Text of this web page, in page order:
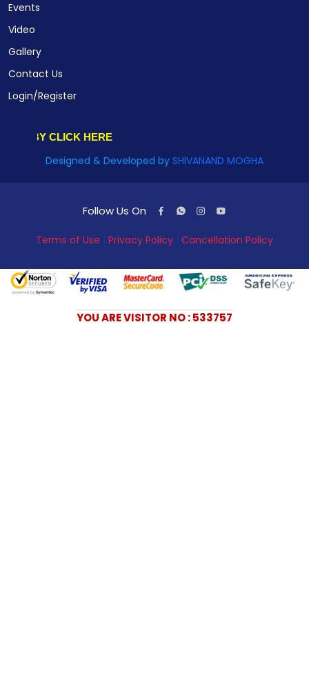
Events
Video
Gallery
Contact Us
Login/Register
Designed & Developed by SHIVANAND MOGHA
Follow Us On
Terms of Use | Privacy Policy | Cancellation Policy
YOU ARE VISITOR NO : 533757